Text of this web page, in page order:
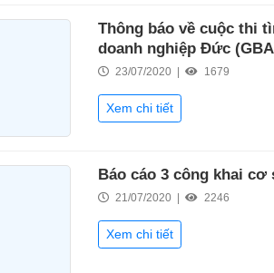
Thông báo về cuộc thi
doanh nghiệp Đức
23/07/2020 | 1679
Xem chi tiết
Báo cáo 3 công khai cơ
21/07/2020 | 2246
Xem chi tiết